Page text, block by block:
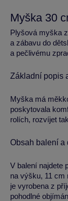
Myška 30
Plyšová myška
a zábavu do
a pečlivému
Základní popis
Myška má
poskytovala
rolích, rozvíjet
Obsah balení a
V balení najdete
na výšku, 11 cm
je vyrobena z
pohodlné